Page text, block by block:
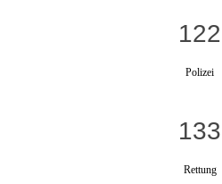
122
Polizei
133
Rettung